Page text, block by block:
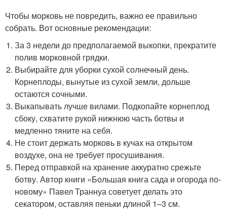
Чтобы морковь не повредить, важно ее правильно
собрать. Вот основные рекомендации:
За 3 недели до предполагаемой выкопки, прекратите
полив морковной грядки.
Выбирайте для уборки сухой солнечный день.
Корнеплоды, вынутые из сухой земли, дольше
остаются сочными.
Выкапывать лучше вилами. Подкопайте корнеплод
сбоку, схватите рукой нижнюю часть ботвы и
медленно тяните на себя.
Не стоит держать морковь в кучах на открытом
воздухе, она не требует просушивания.
Перед отправкой на хранение аккуратно срежьте
ботву. Автор книги «Большая книга сада и огорода по-
новому» Павел Траннуа советует делать это
секатором, оставляя пеньки длиной 1–3 см.